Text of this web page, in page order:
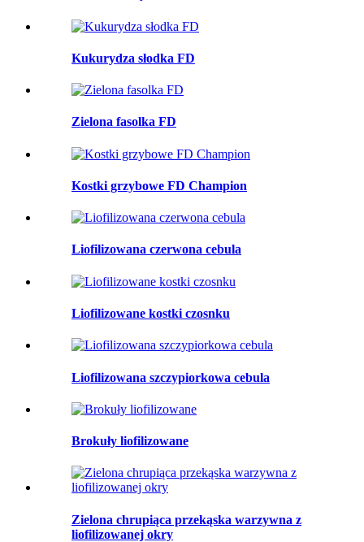
Kukurydza słodka FD
Zielona fasolka FD
Kostki grzybowe FD Champion
Liofilizowana czerwona cebula
Liofilizowane kostki czosnku
Liofilizowana szczypiorkowa cebula
Brokuły liofilizowane
Zielona chrupiąca przekąska warzywna z
liofilizowanej okry